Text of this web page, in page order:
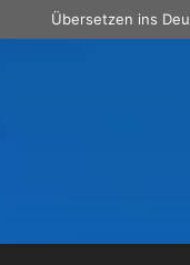
Übersetzen ins